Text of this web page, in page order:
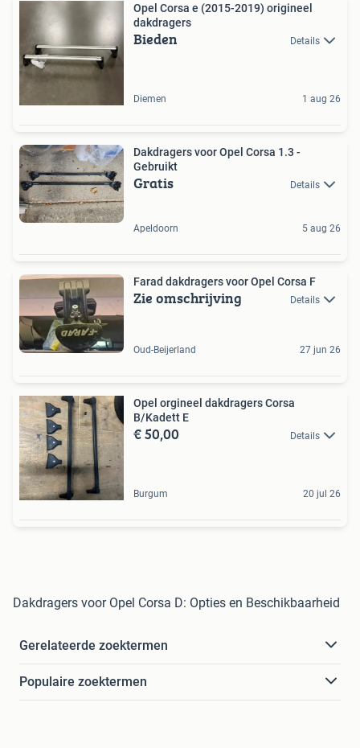
Opel Corsa e (2015-2019) origineel
dakdragers
Bieden Details
Diemen 1 aug 26
Dakdragers voor Opel Corsa 1.3 -
Gebruikt
Gratis Details
Apeldoorn 5 aug 26
Farad dakdragers voor Opel Corsa F
Zie omschrijving Details
Oud-Beijerland 27 jun 26
Opel orgineel dakdragers Corsa
B/Kadett E
€ 50,00 Details
Burgum 20 jul 26
Dakdragers voor Opel Corsa D: Opties en Beschikbaarheid
Gerelateerde zoektermen
Populaire zoektermen